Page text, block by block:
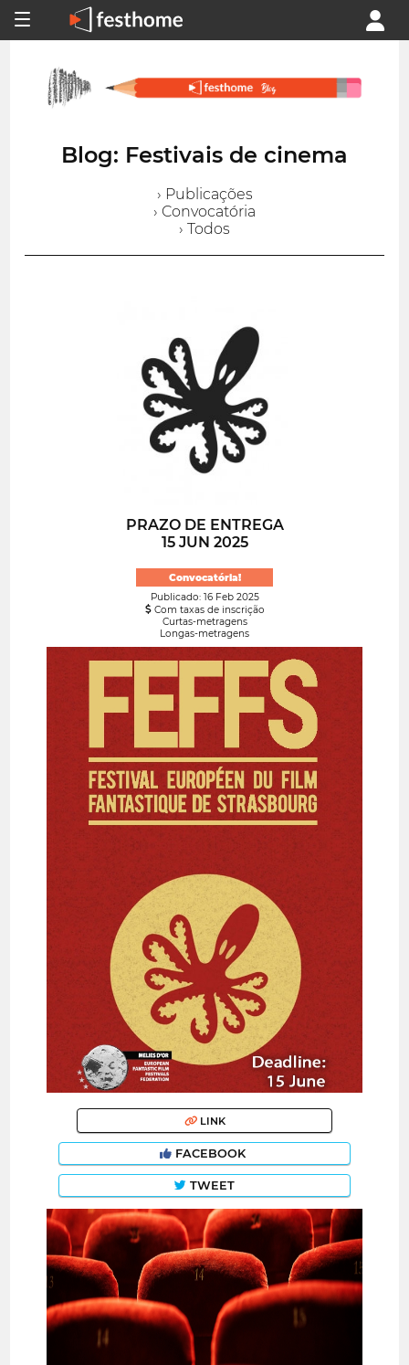
Blog: Festivais de cinema
› Publicações
› Convocatória
› Todos
PRAZO DE ENTREGA
15 JUN 2025
Convocatória!
Publicado: 16 Feb 2025
Com taxas de inscrição
Curtas-metragens
Longas-metragens
LINK
FACEBOOK
TWEET